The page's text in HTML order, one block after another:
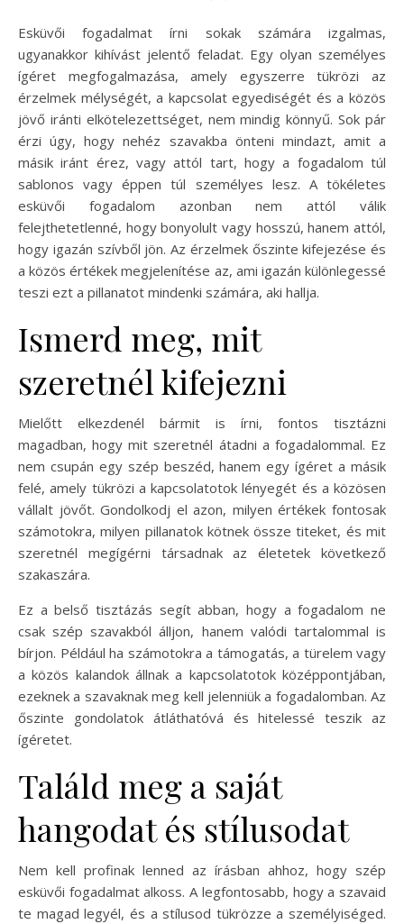
Esküvői fogadalmat írni sokak számára izgalmas,
ugyanakkor kihívást jelentő feladat. Egy olyan személyes
ígéret megfogalmazása, amely egyszerre tükrözi az
érzelmek mélységét, a kapcsolat egyediségét és a közös
jövő iránti elkötelezettséget, nem mindig könnyű. Sok pár
érzi úgy, hogy nehéz szavakba önteni mindazt, amit a
másik iránt érez, vagy attól tart, hogy a fogadalom túl
sablonos vagy éppen túl személyes lesz. A tökéletes
esküvői fogadalom azonban nem attól válik
felejthetetlenné, hogy bonyolult vagy hosszú, hanem attól,
hogy igazán szívből jön. Az érzelmek őszinte kifejezése és
a közös értékek megjelenítése az, ami igazán különlegessé
teszi ezt a pillanatot mindenki számára, aki hallja.
Ismerd meg, mit
szeretnél kifejezni
Mielőtt elkezdenél bármit is írni, fontos tisztázni
magadban, hogy mit szeretnél átadni a fogadalommal. Ez
nem csupán egy szép beszéd, hanem egy ígéret a másik
felé, amely tükrözi a kapcsolatotok lényegét és a közösen
vállalt jövőt. Gondolkodj el azon, milyen értékek fontosak
számotokra, milyen pillanatok kötnek össze titeket, és mit
szeretnél megígérni társadnak az életetek következő
szakaszára.
Ez a belső tisztázás segít abban, hogy a fogadalom ne
csak szép szavakból álljon, hanem valódi tartalommal is
bírjon. Például ha számotokra a támogatás, a türelem vagy
a közös kalandok állnak a kapcsolatotok középpontjában,
ezeknek a szavaknak meg kell jelenniük a fogadalomban. Az
őszinte gondolatok átláthatóvá és hitelessé teszik az
ígéretet.
Találd meg a saját
hangodat és stílusodat
Nem kell profinak lenned az írásban ahhoz, hogy szép
esküvői fogadalmat alkoss. A legfontosabb, hogy a szavaid
te magad legyél, és a stílusod tükrözze a személyiséged.